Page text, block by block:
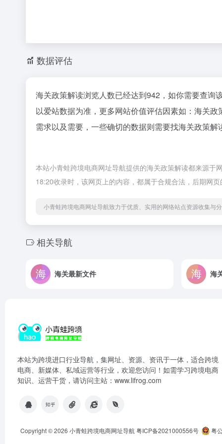
数据评估
海关政策解读浏览人数已经达到942，如你需要查询
以爱站数据为准，更多网站价值评估因素如：海关
需求以及需要，一些确切的数据则需要找海关政策
本站小青蛙跨境电商网址导航提供的海关政策解读都来源
18:20收录时，该网页上的内容，都属于合规合法，后期网
小青蛙跨境电商网址导航致力于优质、实用的网络站点资源收集与
相关导航
海关最新文件 海
本站为跨境进口行业导航，集网址、资源、资讯于一体，适合跨境
电商、新媒体、私域运营等行业，欢迎您访问！如需学习跨境电商
知识、运营干货，请访问主站：www.lifrog.com
Copyright © 2026 小青蛙跨境电商网址导航粤ICP备2021000556号 粤